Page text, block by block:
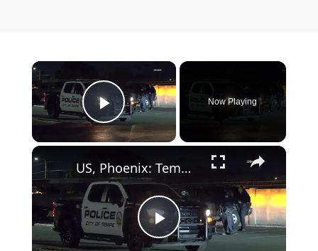
×
Play Video
Now Playing
×
Play Video
US, Phoenix: Tempe Apartment Complex Shooting Investigation.